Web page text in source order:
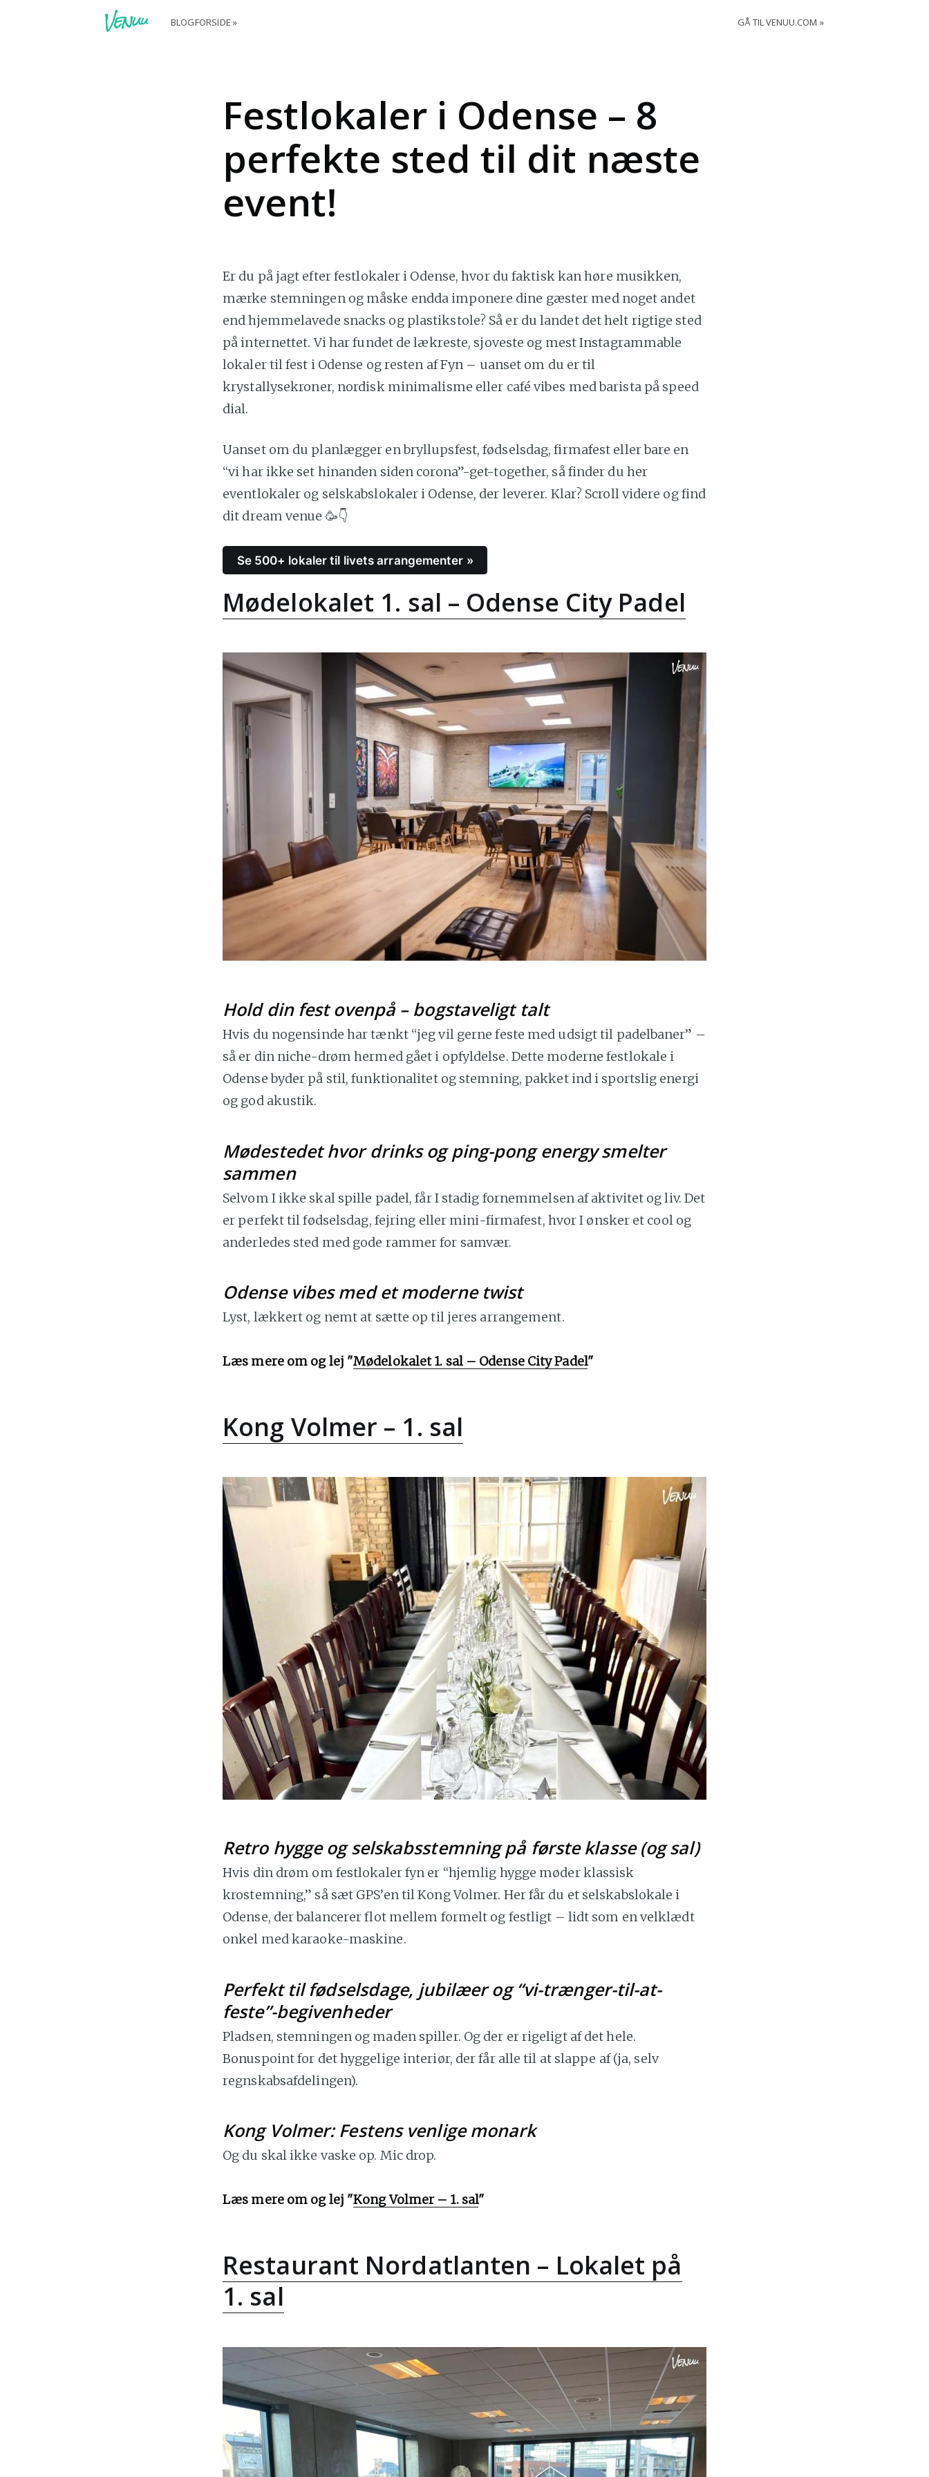
BLOGFORSIDE » GÅ TIL VENUU.COM
Festlokaler i Odense – 8
perfekte sted til dit næste
event!
Er du på jagt efter festlokaler i Odense, hvor du faktisk kan høre musikken,
mærke stemningen og måske endda imponere dine gæster med noget andet
end hjemmelavede snacks og plastikstole? Så er du landet det helt rigtige sted
på internettet. Vi har fundet de lækreste, sjoveste og mest Instagrammable
lokaler til fest i Odense og resten af Fyn – uanset om du er til
krystallysekroner, nordisk minimalisme eller café vibes med barista på speed
dial.
Uanset om du planlægger en bryllupsfest, fødselsdag, firmafest eller bare en
“vi har ikke set hinanden siden corona”-get-together, så finder du her
eventlokaler og selskabslokaler i Odense, der leverer. Klar? Scroll videre og find
dit dream venue 🥳👇
Se 500+ lokaler til livets arrangementer »
Mødelokalet 1. sal – Odense City Padel
Hold din fest ovenpå – bogstaveligt talt
Hvis du nogensinde har tænkt “jeg vil gerne feste med udsigt til padelbaner” –
så er din niche-drøm hermed gået i opfyldelse. Dette moderne festlokale i
Odense byder på stil, funktionalitet og stemning, pakket ind i sportslig energi
og god akustik.
Mødestedet hvor drinks og ping-pong energy smelter
sammen
Selvom I ikke skal spille padel, får I stadig fornemmelsen af aktivitet og liv. Det
er perfekt til fødselsdag, fejring eller mini-firmafest, hvor I ønsker et cool og
anderledes sted med gode rammer for samvær.
Odense vibes med et moderne twist
Lyst, lækkert og nemt at sætte op til jeres arrangement.
Læs mere om og lej "Mødelokalet 1. sal – Odense City Padel"
Kong Volmer – 1. sal
Retro hygge og selskabsstemning på første klasse (og sal)
Hvis din drøm om festlokaler fyn er “hjemlig hygge møder klassisk
krostemning,” så sæt GPS’en til Kong Volmer. Her får du et selskabslokale i
Odense, der balancerer flot mellem formelt og festligt – lidt som en velklædt
onkel med karaoke-maskine.
Perfekt til fødselsdage, jubilæer og “vi-trænger-til-at-
feste”-begivenheder
Pladsen, stemningen og maden spiller. Og der er rigeligt af det hele.
Bonuspoint for det hyggelige interiør, der får alle til at slappe af (ja, selv
regnskabsafdelingen).
Kong Volmer: Festens venlige monark
Og du skal ikke vaske op. Mic drop.
Læs mere om og lej "Kong Volmer – 1. sal"
Restaurant Nordatlanten – Lokalet på
1. sal